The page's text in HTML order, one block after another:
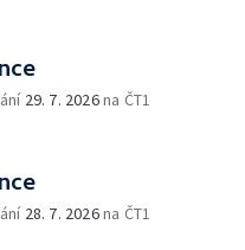
29. 7. 2026na ČT1
28. 7. 2026na ČT1